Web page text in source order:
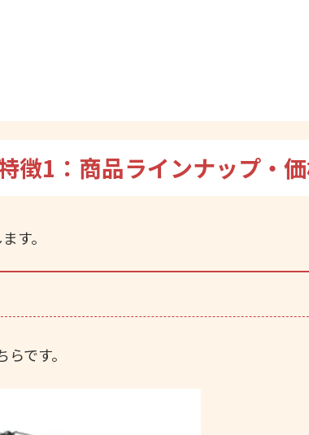
徴1：商品ラインナップ・
す。
です。